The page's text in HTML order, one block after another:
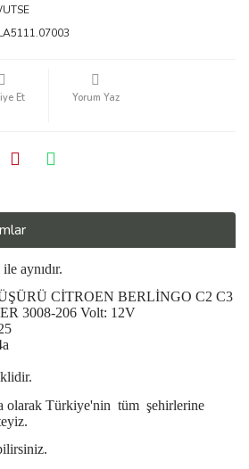
Et Yorum Yaz
aynıdır.
CİTROEN BERLİNGO C2 C3
3008-206 Volt: 12V
olarak Türkiye'nin tüm şehirlerine